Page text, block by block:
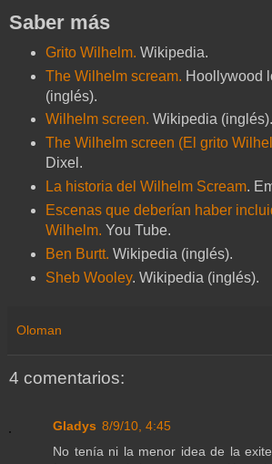
Saber más
Grito Wilhelm. Wikipedia.
The Wilhelm scream. Hoollywood
(inglés).
Wilhelm screen. Wikipedia (inglés).
The Wilhelm screen (El grito
Dixel.
La historia del Wilhelm Scream.
Escenas que deberían haber
Wilhelm. You Tube.
Ben Burtt. Wikipedia (inglés).
Sheb Wooley. Wikipedia (inglés).
Oloman
4 comentarios:
Gladys 8/9/10, 4:45
No tenía ni la menor idea de la